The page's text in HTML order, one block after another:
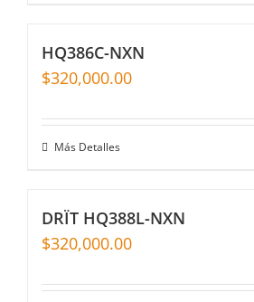
HQ386C-NXN
$320,000.00
Más Detalles
DRÏT HQ388L-NXN
$320,000.00